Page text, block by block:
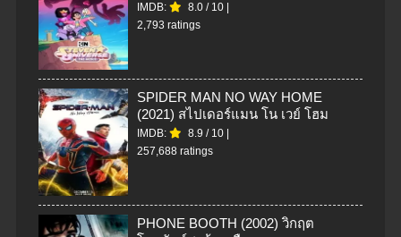
IMDB: 8.0 / 10
2,793 ratings
SPIDER MAN NO WAY HOME
(2021) สไปเดอร์แมน โน เวย์ โฮม
IMDB: 8.9 / 10
257,688 ratings
PHONE BOOTH (2002) วิกฤต